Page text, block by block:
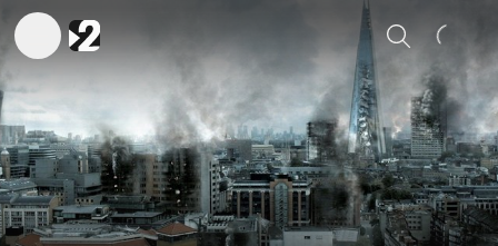
Sök